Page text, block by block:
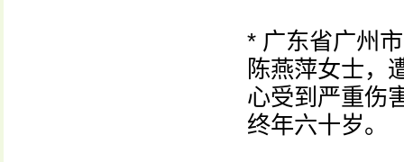
* 广东省广州
陈燕萍女士，
心受到严重伤
终年六十岁。